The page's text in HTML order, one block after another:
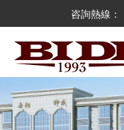
咨詢熱線：